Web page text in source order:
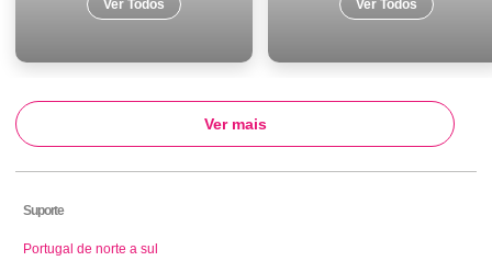
Ver Todos Ver Todos
Ver mais
Suporte
Portugal de norte a sul